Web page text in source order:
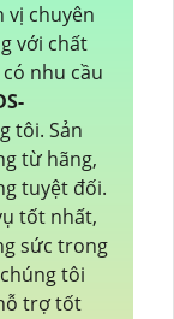
vị chuyên
với chất
nhu cầu
tôi. Sản
từ hãng,
tuyệt đối.
tốt nhất,
sức trong
tôi
trợ tốt